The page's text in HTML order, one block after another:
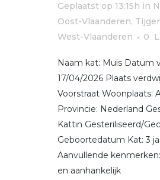
Geplaatst op 13:15h in
Oost-Vlaanderen,
West-Vlaanderen
0
Naam kat: Muis Datum
17/04/2026 Plaats
Voorstraat Woonplaats:
Provincie: Nederland
Kattin Gesteriliseerd/
Geboortedatum Kat: 3
Aanvullende
en aanhankelijk